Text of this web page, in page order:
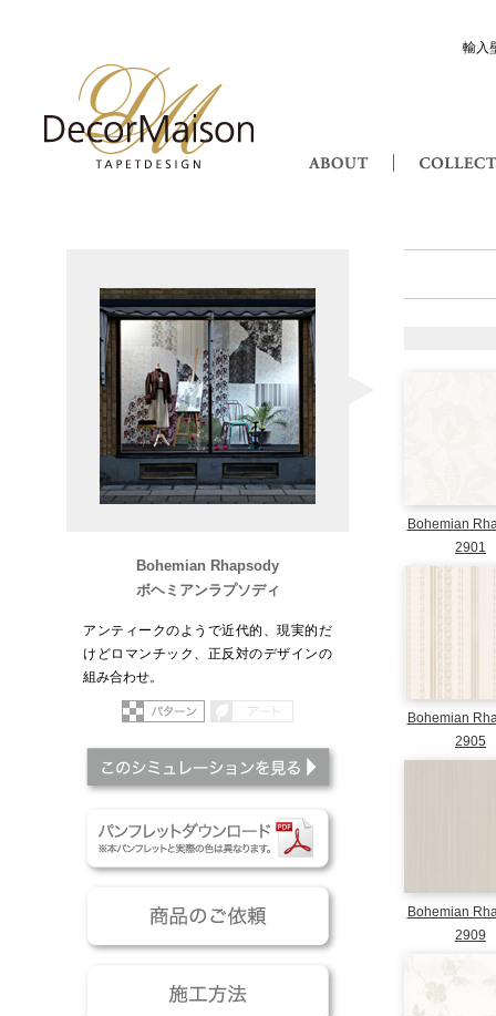
輸入
Bohemian
2901
Bohemian
2905
Bohemian
2909
Bohemian Rhapsody
ボヘミアンラプソディ
アンティークのようで近代的、現実的だ
けどロマンチック、正反対のデザインの
組み合わせ。
パターン
このシミュレーション